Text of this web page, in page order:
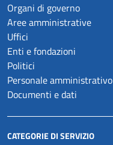
Organi di governo
Aree amministrative
Uffici
Enti e fondazioni
Politici
Personale amministrativo
Documenti e dati
CATEGORIE DI SERVIZIO